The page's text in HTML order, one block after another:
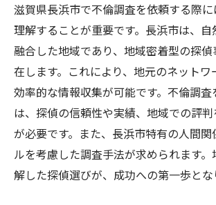
滋賀県長浜市で不倫調査を依頼する際
理解することが重要です。長浜市は、
融合した地域であり、地域密着型の探
在します。これにより、地元のネットワ
効率的な情報収集が可能です。不倫調
は、探偵の信頼性や実績、地域での評
が必要です。また、長浜市特有の人間関
ルを考慮した調査手法が求められます
解した探偵選びが、成功への第一歩とな